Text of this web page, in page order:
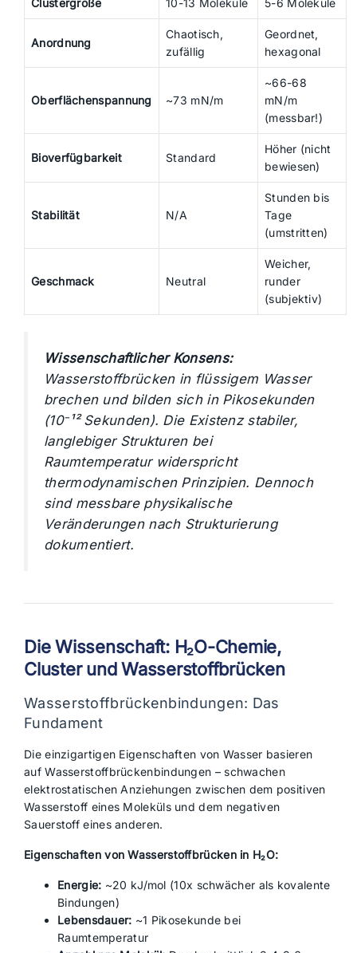
Clustergröße 10-13 Moleküle 5-6 Moleküle
Anordnung
Chaotisch,
zufällig
Geordnet,
hexagonal
Oberflächenspannung ~73 mN/m
~66-68
mN/m
(messbar!)
Bioverfügbarkeit Standard
Höher (nicht
bewiesen)
Stabilität N/A
Stunden bis
Tage
(umstritten)
Geschmack Neutral
Weicher,
runder
(subjektiv)
Wissenschaftlicher Konsens:
Wasserstoffbrücken in flüssigem Wasser
brechen und bilden sich in Pikosekunden
(10⁻¹² Sekunden). Die Existenz stabiler,
langlebiger Strukturen bei
Raumtemperatur widerspricht
thermodynamischen Prinzipien. Dennoch
sind messbare physikalische
Veränderungen nach Strukturierung
dokumentiert.
Die Wissenschaft: H₂O-Chemie,
Cluster und Wasserstoffbrücken
Wasserstoffbrückenbindungen: Das
Fundament
Die einzigartigen Eigenschaften von Wasser basieren
auf Wasserstoffbrückenbindungen – schwachen
elektrostatischen Anziehungen zwischen dem positiven
Wasserstoff eines Moleküls und dem negativen
Sauerstoff eines anderen.
Eigenschaften von Wasserstoffbrücken in H₂O:
Energie: ~20 kJ/mol (10x schwächer als kovalente
Bindungen)
Lebensdauer: ~1 Pikosekunde bei
Raumtemperatur